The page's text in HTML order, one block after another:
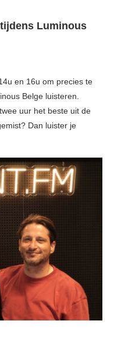
Luminous
en 16u om precies te
Belge luisteren.
uur het beste uit de
Dan luister je